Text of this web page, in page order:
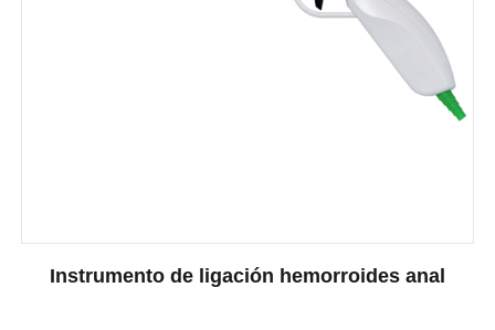
Instrumento de ligación hemorroides anal